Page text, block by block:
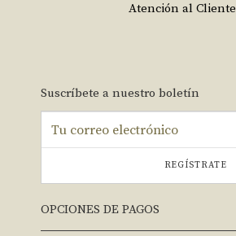
Atención al Cliente
Suscríbete a nuestro boletín
REGÍSTRATE
OPCIONES DE PAGOS